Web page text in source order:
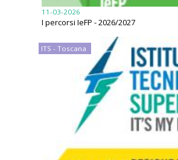
11-03-2026
I percorsi IeFP - 2026/2027
ITS - Toscana